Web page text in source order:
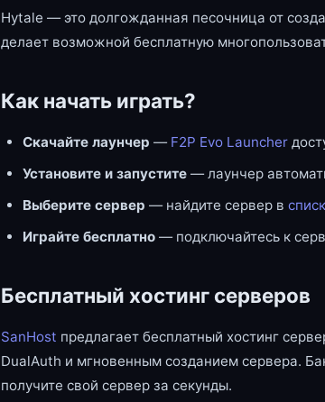
Hytale — это долгожданная песочница от
делает возможной бесплатную
Как начать играть?
Скачайте лаунчер — F2P Evo Launcher
Установите и запустите — лаунчер
Выберите сервер — найдите сервер в
Играйте бесплатно — подключайтесь к
Бесплатный хостинг серверов
SanHost предлагает бесплатный хостинг
DualAuth и мгновенным созданием сервера.
получите свой сервер за секунды.